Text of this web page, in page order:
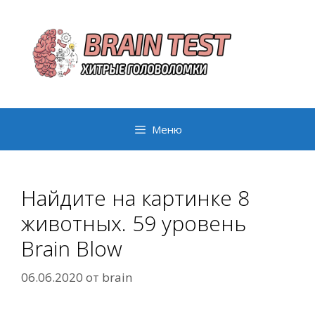
содержимому
Меню
Найдите на картинке 8
животных. 59 уровень
Brain Blow
06.06.2020 от brain